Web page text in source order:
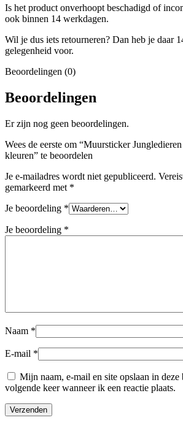
Is het product onverhoopt beschadigd of
ook binnen 14 werkdagen.
Wil je dus iets retourneren? Dan heb je daar
gelegenheid voor.
Beoordelingen (0)
Beoordelingen
Er zijn nog geen beoordelingen.
Wees de eerste om “Muursticker
kleuren” te beoordelen
Je e-mailadres wordt niet gepubliceerd.
gemarkeerd met *
Je beoordeling *
Je beoordeling *
Naam *
E-mail *
Mijn naam, e-mail en site opslaan in
volgende keer wanneer ik een reactie plaats.